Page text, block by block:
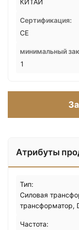
КИТАЙ
Сертификация:
CE
минимальный
1
Атрибуты
Тип:
Силовая
трансформатор,
Частота: